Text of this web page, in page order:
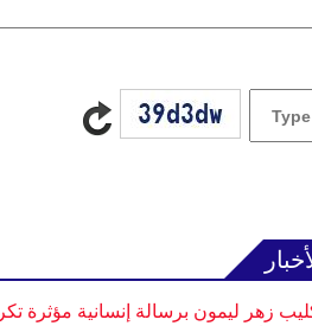
زهر ليمون برسالة إنسانية مؤثرة